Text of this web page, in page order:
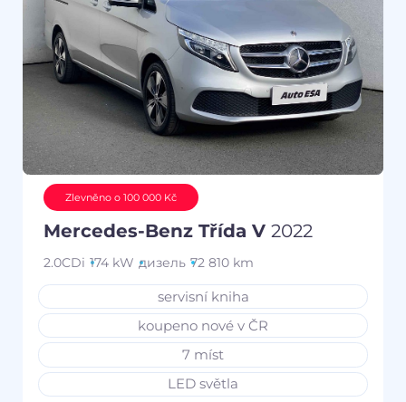
Zlevněno o 100 000 Kč
Mercedes-Benz Třída V 2022
2.0CDi 174 kW дизель 72 810 km
servisní kniha
koupeno nové v ČR
7 míst
LED světla